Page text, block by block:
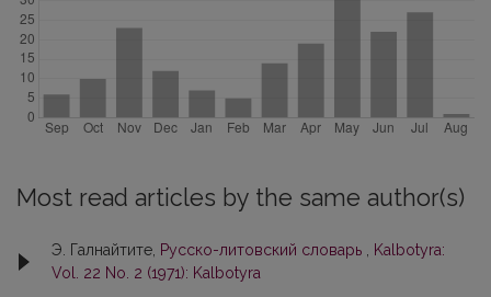
Most read articles by the same author(s)
Э. Галнайтите, Русско-литовский словарь
Kalbotyra:
Vol. 22 No. 2 (1971): Kalbotyra